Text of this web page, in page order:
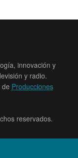
innovación y
y radio.
Producciones
reservados.